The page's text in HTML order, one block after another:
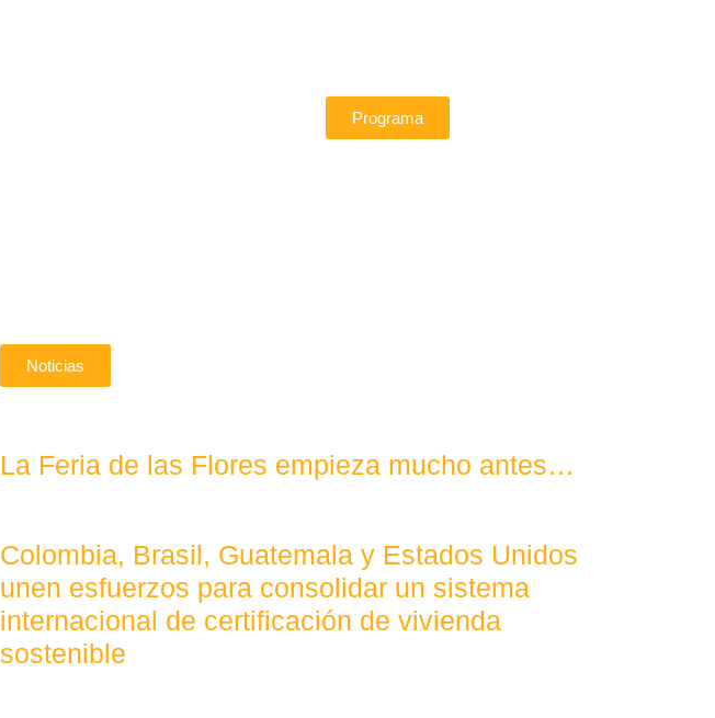
Programa
Noticias
La Feria de las Flores empieza mucho antes…
Colombia, Brasil, Guatemala y Estados Unidos
unen esfuerzos para consolidar un sistema
internacional de certificación de vivienda
sostenible